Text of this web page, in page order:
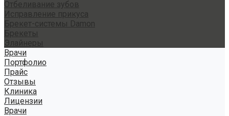
Отбеливание зубов
Исправление прикуса
Брекет-системы Damon
Брекеты
Элайнеры
Врачи
Портфолио
Прайс
Отзывы
Клиника
Лицензии
Врачи